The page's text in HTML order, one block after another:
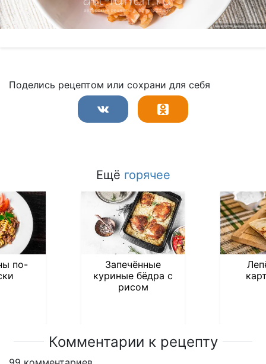
Поделись рецептом или сохрани для себя
Ещё горячее
по-
Запечённые
куриные бёдра с
рисом
Комментарии к рецепту